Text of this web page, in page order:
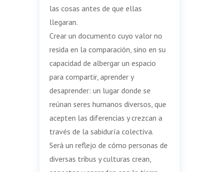
las cosas antes de que ellas
llegaran.
Crear un documento cuyo valor no
resida en la comparación, sino en su
capacidad de albergar un espacio
para compartir, aprender y
desaprender: un lugar donde se
reúnan seres humanos diversos, que
acepten las diferencias y crezcan a
través de la sabiduría colectiva.
Será un reflejo de cómo personas de
diversas tribus y culturas crean,